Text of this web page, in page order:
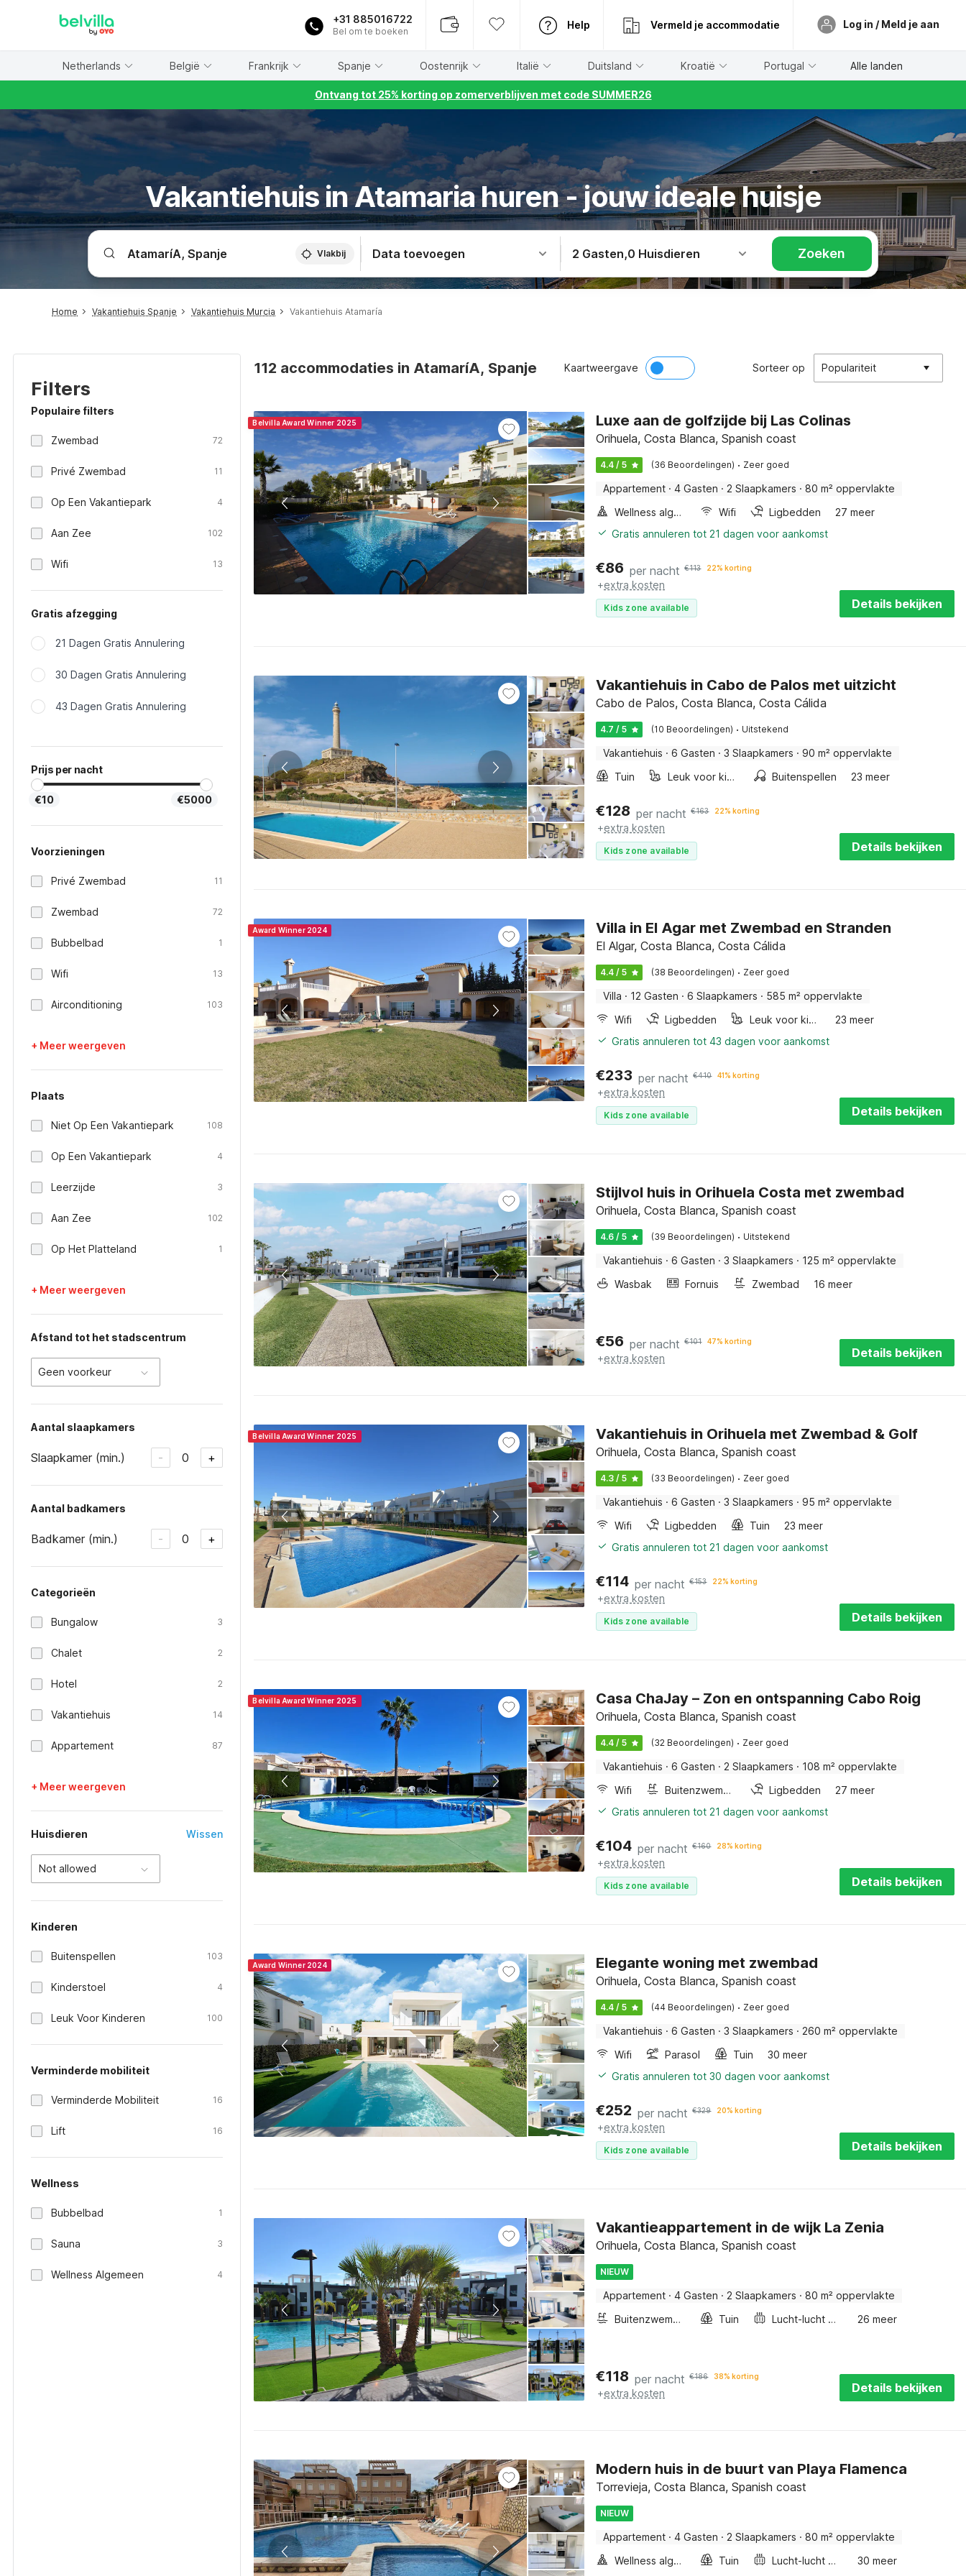
+31 885016722
Bel om te boeken
Help Vermeld je accommodatie Log in / Meld je aan
Netherlands België Frankrijk Spanje Oostenrijk Italië Duitsland Kroatië Portugal Alle landen
Ontvang tot 25% korting op zomerverblijven met code SUMMER26
Vakantiehuis in Atamaria huren - jouw ideale huisje
Vlakbij Data toevoegen 2 Gasten,0 Huisdieren Zoeken
Home Vakantiehuis Spanje Vakantiehuis Murcia Vakantiehuis Atamaría
Filters
Populaire filters
Zwembad 72
Privé Zwembad 11
Op Een Vakantiepark 4
Aan Zee 102
Wifi 13
Gratis afzegging
21 Dagen Gratis Annulering
30 Dagen Gratis Annulering
43 Dagen Gratis Annulering
Prijs per nacht
€10 €5000
Voorzieningen
Privé Zwembad 11
Zwembad 72
Bubbelbad 1
Wifi 13
Airconditioning 103
+ Meer weergeven
Plaats
Niet Op Een Vakantiepark 108
Op Een Vakantiepark 4
Leerzijde 3
Aan Zee 102
Op Het Platteland 1
+ Meer weergeven
Afstand tot het stadscentrum
Geen voorkeur
Aantal slaapkamers
Slaapkamer (min.) - 0 +
Aantal badkamers
Badkamer (min.) - 0 +
Categorieën
Bungalow 3
Chalet 2
Hotel 2
Vakantiehuis 14
Appartement 87
+ Meer weergeven
Huisdieren Wissen
Not allowed
Kinderen
Buitenspellen 103
Kinderstoel 4
Leuk Voor Kinderen 100
Verminderde mobiliteit
Verminderde Mobiliteit 16
Lift 16
Wellness
Bubbelbad 1
Sauna 3
Wellness Algemeen 4
112 accommodaties in AtamaríA, Spanje Kaartweergave Sorteer op Populariteit
Belvilla Award Winner 2025 Luxe aan de golfzijde bij Las Colinas
Orihuela, Costa Blanca, Spanish coast
4.4 / 5 (36 Beoordelingen) · Zeer goed
Appartement · 4 Gasten · 2 Slaapkamers · 80 m² oppervlakte
Wellness algemeen
Wifi Ligbedden
27 meer
Gratis annuleren tot 21 dagen voor aankomst
€86 per nacht €113 22% korting
+extra kosten
Kids zone available Details bekijken
Vakantiehuis in Cabo de Palos met uitzicht
Cabo de Palos, Costa Blanca, Costa Cálida
4.7 / 5 (10 Beoordelingen) · Uitstekend
Vakantiehuis · 6 Gasten · 3 Slaapkamers · 90 m² oppervlakte
Tuin
Leuk voor kinderen Buitenspellen 23 meer
€128 per nacht €163 22% korting
+extra kosten
Kids zone available Details bekijken
Award Winner 2024 Villa in El Agar met Zwembad en Stranden
El Algar, Costa Blanca, Costa Cálida
4.4 / 5 (38 Beoordelingen) · Zeer goed
Villa · 12 Gasten · 6 Slaapkamers · 585 m² oppervlakte
Wifi
Ligbedden Leuk voor kinderen
23 meer
Gratis annuleren tot 43 dagen voor aankomst
€233 per nacht €410 41% korting
+extra kosten
Kids zone available Details bekijken
Stijlvol huis in Orihuela Costa met zwembad
Orihuela, Costa Blanca, Spanish coast
4.6 / 5 (39 Beoordelingen) · Uitstekend
Vakantiehuis · 6 Gasten · 3 Slaapkamers · 125 m² oppervlakte
Wasbak
Fornuis Zwembad 16 meer
€56 per nacht €101 47% korting
+extra kosten Details bekijken
Belvilla Award Winner 2025 Vakantiehuis in Orihuela met Zwembad & Golf
Orihuela, Costa Blanca, Spanish coast
4.3 / 5 (33 Beoordelingen) · Zeer goed
Vakantiehuis · 6 Gasten · 3 Slaapkamers · 95 m² oppervlakte
Wifi
Ligbedden Tuin
23 meer
Gratis annuleren tot 21 dagen voor aankomst
€114 per nacht €153 22% korting
+extra kosten
Kids zone available Details bekijken
Belvilla Award Winner 2025 Casa ChaJay – Zon en ontspanning Cabo Roig
Orihuela, Costa Blanca, Spanish coast
4.4 / 5 (32 Beoordelingen) · Zeer goed
Vakantiehuis · 6 Gasten · 2 Slaapkamers · 108 m² oppervlakte
Wifi
Buitenzwembad Ligbedden
27 meer
Gratis annuleren tot 21 dagen voor aankomst
€104 per nacht €160 28% korting
+extra kosten
Kids zone available Details bekijken
Award Winner 2024 Elegante woning met zwembad
Orihuela, Costa Blanca, Spanish coast
4.4 / 5 (44 Beoordelingen) · Zeer goed
Vakantiehuis · 6 Gasten · 3 Slaapkamers · 260 m² oppervlakte
Wifi
Parasol Tuin
30 meer
Gratis annuleren tot 30 dagen voor aankomst
€252 per nacht €329 20% korting
+extra kosten
Kids zone available Details bekijken
Vakantieappartement in de wijk La Zenia
Orihuela, Costa Blanca, Spanish coast
NIEUW
Appartement · 4 Gasten · 2 Slaapkamers · 80 m² oppervlakte
Buitenzwembad
Tuin Lucht-lucht warmtepomp 26 meer
€118 per nacht €186 38% korting
+extra kosten Details bekijken
Modern huis in de buurt van Playa Flamenca
Torrevieja, Costa Blanca, Spanish coast
NIEUW
Appartement · 4 Gasten · 2 Slaapkamers · 80 m² oppervlakte
Wellness algemeen
Tuin Lucht-lucht warmtepomp 30 meer